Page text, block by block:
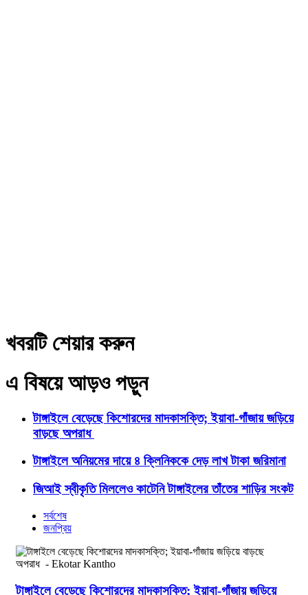
খবরটি শেয়ার করুন
এ বিষয়ে আড়ও পড়ুন
টাঙ্গাইলে বেড়েছে কিশোরদের মাদকাসক্তি; ইয়াবা-গাঁজায় জড়িয়ে
বাড়ছে অপরাধ
টাঙ্গাইলে অনিয়মের দায়ে ৪ ক্লিনিককে দেড় লাখ টাকা জরিমানা
জিআই স্বীকৃতি মিললেও কাটেনি টাঙ্গাইলের তাঁতের শাড়ির সংকট
সর্বশেষ
জনপ্রিয়
টাঙ্গাইলে বেড়েছে কিশোরদের মাদকাসক্তি; ইয়াবা-গাঁজায় জড়িয়ে